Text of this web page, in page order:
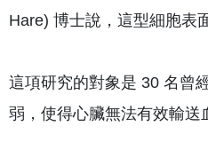
Hare) 博士說，這型細胞表
這項研究的對象是 30 名曾
弱，使得心臟無法有效輸送